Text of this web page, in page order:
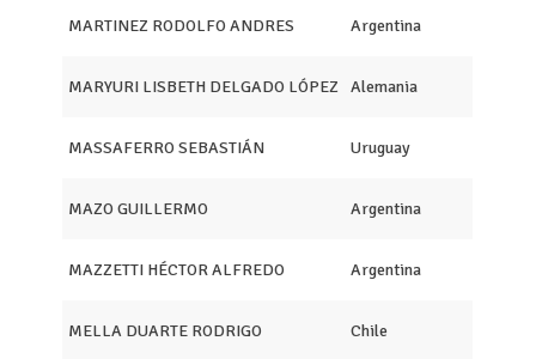
MARTINEZ RODOLFO ANDRES Argentina
MARYURI LISBETH DELGADO LÓPEZ Alemania
MASSAFERRO SEBASTIÁN Uruguay
MAZO GUILLERMO Argentina
MAZZETTI HÉCTOR ALFREDO Argentina
MELLA DUARTE RODRIGO Chile